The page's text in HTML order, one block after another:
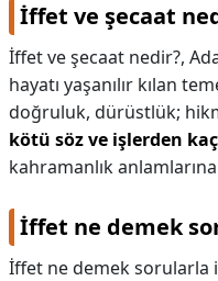
İffet ve şecaat
İffet ve şecaat nedir?,
hayatı yaşanılır kılan
doğruluk, dürüstlük;
kötü söz ve işlerden
kahramanlık
İffet ne demek
İffet ne demek sorularla